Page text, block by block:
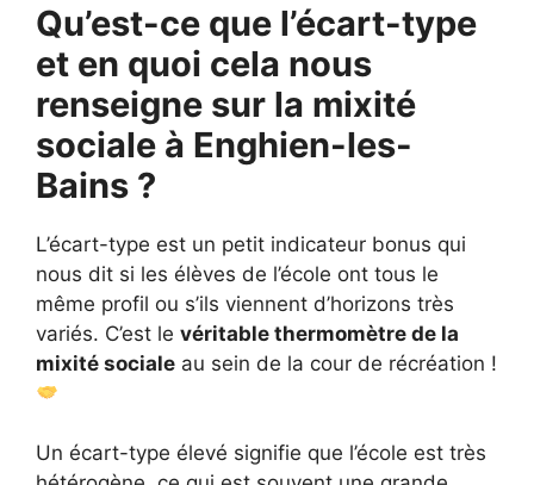
Qu’est-ce que l’écart-type
et en quoi cela nous
renseigne sur la mixité
sociale à Enghien-les-
Bains ?
L’écart-type est un petit indicateur bonus qui
nous dit si les élèves de l’école ont tous le
même profil ou s’ils viennent d’horizons très
variés. C’est le véritable thermomètre de la
mixité sociale au sein de la cour de récréation !
Un écart-type élevé signifie que l’école est très